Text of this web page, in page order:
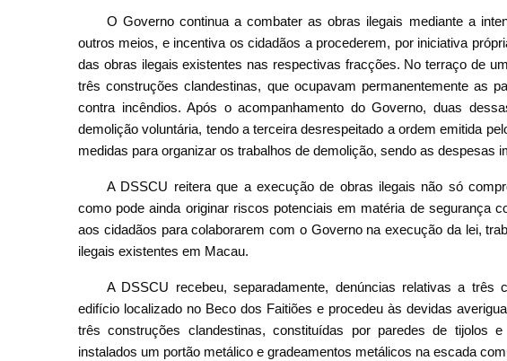
O Governo continua a combater as obras ilegais mediante a
outros meios, e incentiva os cidadãos a procederem, por iniciativa
das obras ilegais existentes nas respectivas fracções. No terraço de
três construções clandestinas, que ocupavam permanentemente as
contra incêndios. Após o acompanhamento do Governo, duas
demolição voluntária, tendo a terceira desrespeitado a ordem emitida
medidas para organizar os trabalhos de demolição, sendo as despesas
A DSSCU reitera que a execução de obras ilegais não só
como pode ainda originar riscos potenciais em matéria de segurança
aos cidadãos para colaborarem com o Governo na execução da lei,
ilegais existentes em Macau.
A DSSCU recebeu, separadamente, denúncias relativas a três
edifício localizado no Beco dos Faitiões e procedeu às devidas
três construções clandestinas, constituídas por paredes de tijolos
instalados um portão metálico e gradeamentos metálicos na escada